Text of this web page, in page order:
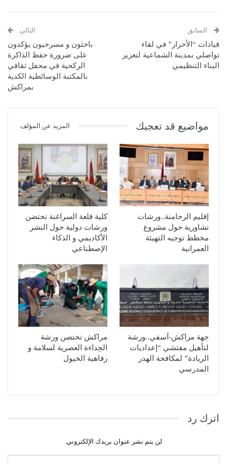
السابق
قيادات “الأحرار” في لقاء
تواصلي بمدينة الشماعية لتعزيز
البناء التنظيمي
التالي
باحثون و مسرحيون يؤكدون
على ضرورة حفظ الذاكرة
الركحية في محفل ثقافي
بالمكتبة الوسائطية الكدية
بمراكش
مواضيع قد تعجبك المزيد عن المؤلف
إقليم الرحامنة..ورشات
تشاورية حول مشروع
مخطط توجيه التهيئة
العمرانية
كلية قلعة السراغنة تحتضن
ورشات دولية حول النشر
الأكاديمي و الذكاء
الإصطناعي
جهة مراكش-آسفي..ورشة
لتأهيل مفتشي “إعداديات
الريادة” لمكافحة الهدر
المدرسي
مراكش تحتضن ورشة
الحِداءة العصرية لسلامة و
رفاهية الخيول
اترك رد
لن يتم نشر عنوان بريدك الإلكتروني.